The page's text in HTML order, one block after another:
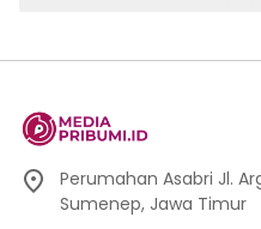
Perumahan Asabri Jl.
Sumenep, Jawa Timur